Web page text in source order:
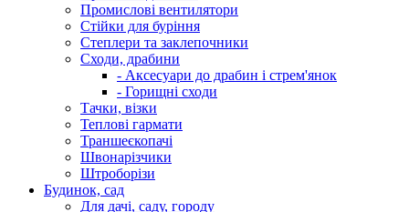
Промислові вентилятори
Стійки для буріння
Степлери та заклепочники
Сходи, драбини
- Аксесуари до драбин і стрем'янок
- Горищні сходи
Тачки, візки
Теплові гармати
Траншеєкопачі
Швонарізчики
Штроборізи
Будинок, сад
Для дачі, саду, городу